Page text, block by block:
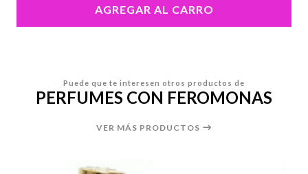
AGREGAR AL CARRO
Puede que te interesen otros productos de
PERFUMES CON FEROMONAS
VER MÁS PRODUCTOS